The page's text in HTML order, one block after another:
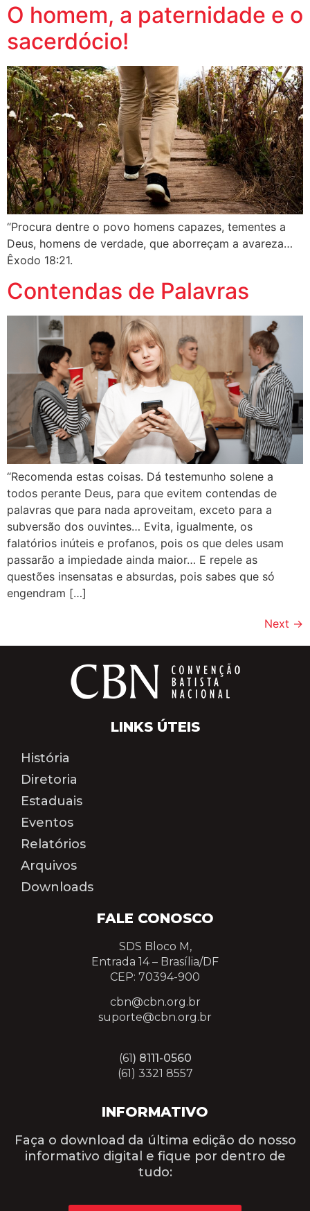
O homem, a paternidade e o
sacerdócio!
“Procura dentre o povo homens capazes, tementes a
Deus, homens de verdade, que aborreçam a avareza…
Êxodo 18:21.
Contendas de Palavras
“Recomenda estas coisas. Dá testemunho solene a
todos perante Deus, para que evitem contendas de
palavras que para nada aproveitam, exceto para a
subversão dos ouvintes… Evita, igualmente, os
falatórios inúteis e profanos, pois os que deles usam
passarão a impiedade ainda maior… E repele as
questões insensatas e absurdas, pois sabes que só
engendram […]
Next →
INFORMATIVO
Faça o download da última edição do nosso
informativo digital e fique por dentro de
tudo:
FALE CONOSCO
SDS Bloco M,
Entrada 14 – Brasília/DF
CEP: 70394-900
cbn@cbn.org.br
suporte@cbn.org.br
(61) 8111-0560
(61) 3321 8557
LINKS ÚTEIS
História
Diretoria
Estaduais
Eventos
Relatórios
Arquivos
Downloads